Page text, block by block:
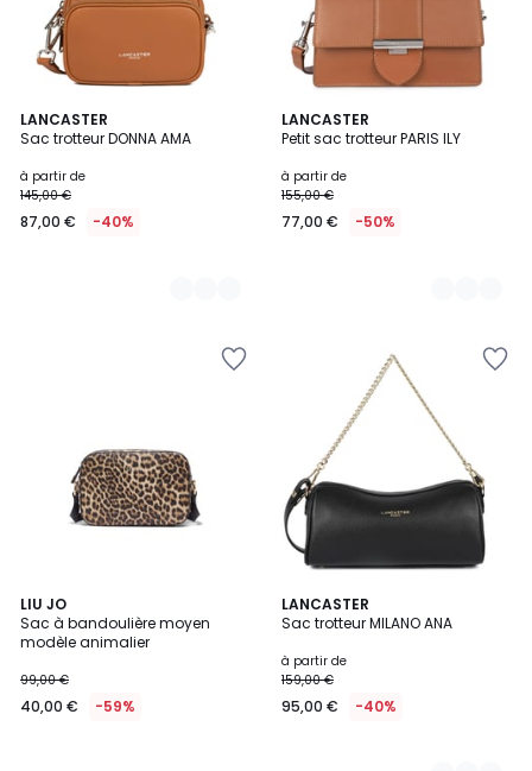
LANCASTER
Sac trotteur DONNA AMA
à partir de
145,00 €
87,00 € -40%
5
Couleurs
LANCASTER
Petit sac trotteur PARIS ILY
à partir de
155,00 €
77,00 € -50%
19
Couleurs
LIU JO
Sac à bandoulière moyen
modèle animalier
99,00 €
40,00 € -59%
LANCASTER
Sac trotteur MILANO ANA
à partir de
159,00 €
95,00 € -40%
7
Couleurs